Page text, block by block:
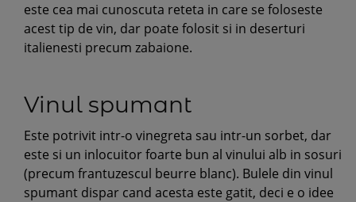
este cea mai cunoscuta reteta in care se foloseste
acest tip de vin, dar poate folosit si in deserturi
italienesti precum zabaione.
Vinul spumant
Este potrivit intr-o vinegreta sau intr-un sorbet, dar
este si un inlocuitor foarte bun al vinului alb in sosuri
(precum frantuzescul beurre blanc). Bulele din vinul
spumant dispar cand acesta este gatit, deci e o idee